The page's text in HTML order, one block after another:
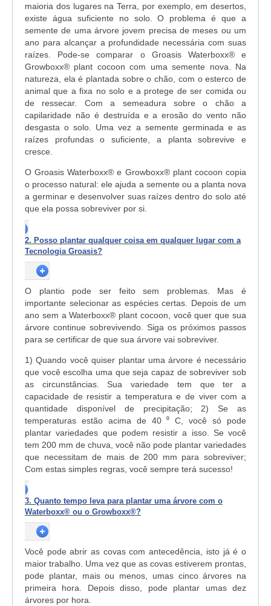
maioria dos lugares na Terra, por exemplo, em desertos,
existe água suficiente no solo. O problema é que a
semente de uma árvore jovem precisa de meses ou um
ano para alcançar a profundidade necessária com suas
raízes. Pode-se comparar o Groasis Waterboxx® e
Growboxx® plant cocoon com uma semente nova. Na
natureza, ela é plantada sobre o chão, com o esterco de
animal que a fixa no solo e a protege de ser comida ou
de ressecar. Com a semeadura sobre o chão a
capilaridade não é destruída e a erosão do vento não
desgasta o solo. Uma vez a semente germinada e as
raízes profundas o suficiente, a planta sobrevive e
cresce.
O Groasis Waterboxx® e Growboxx® plant cocoon copia
o processo natural: ele ajuda a semente ou a planta nova
a germinar e desenvolver suas raízes dentro do solo até
que ela possa sobreviver por si.
2. Posso plantar qualquer coisa em qualquer lugar com a
Tecnologia Groasis?
O plantio pode ser feito sem problemas. Mas é
importante selecionar as espécies certas. Depois de um
ano sem a Waterboxx® plant cocoon, você quer que sua
árvore continue sobrevivendo. Siga os próximos passos
para se certificar de que sua árvore vai sobreviver.
1) Quando você quiser plantar uma árvore é necessário
que você escolha uma que seja capaz de sobreviver sob
as circunstâncias. Sua variedade tem que ter a
capacidade de resistir a temperatura e de viver com a
quantidade disponível de precipitação; 2) Se as
temperaturas estão acima de 40 ⁰ C, você só pode
plantar variedades que podem resistir a isso. Se você
tem 200 mm de chuva, você não pode plantar variedades
que necessitam de mais de 200 mm para sobreviver;
Com estas simples regras, você sempre terá sucesso!
3. Quanto tempo leva para plantar uma árvore com o
Waterboxx® ou o Growboxx®?
Você pode abrir as covas com antecedência, isto já é o
maior trabalho. Uma vez que as covas estiverem prontas,
pode plantar, mais ou menos, umas cinco árvores na
primeira hora. Depois disso, pode plantar umas dez
árvores por hora.